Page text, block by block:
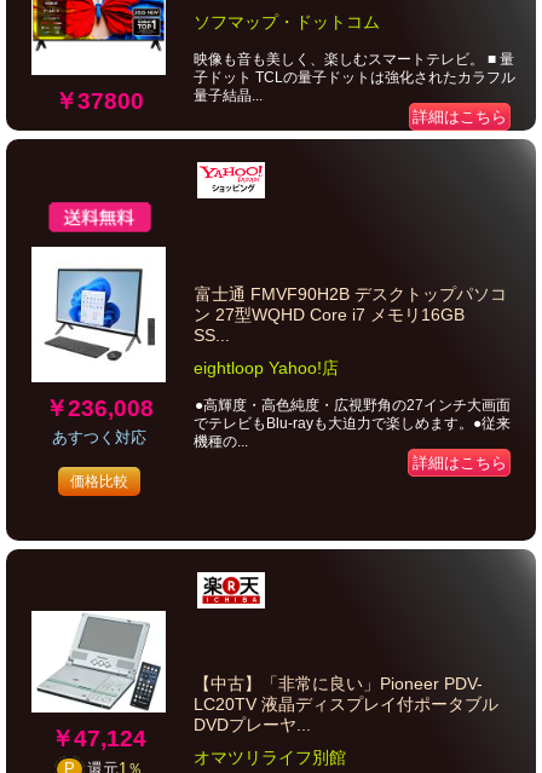
￥37800
ソフマップ・ドットコム
映像も音も美しく、楽しむスマートテレビ。 ■ 量
子ドット TCLの量子ドットは強化されたカラフル
量子結晶...
詳細はこちら
￥236,008
あすつく対応
価格比較
富士通 FMVF90H2B デスクトップパソコ
ン 27型WQHD Core i7 メモリ16GB
SS...
eightloop Yahoo!店
●高輝度・高色純度・広視野角の27インチ大画面
でテレビもBlu-rayも大迫力で楽しめます。●従来
機種の...
詳細はこちら
￥47,124
P 還元1％
【中古】「非常に良い」Pioneer PDV-
LC20TV 液晶ディスプレイ付ポータブル
DVDプレーヤ...
オマツリライフ別館